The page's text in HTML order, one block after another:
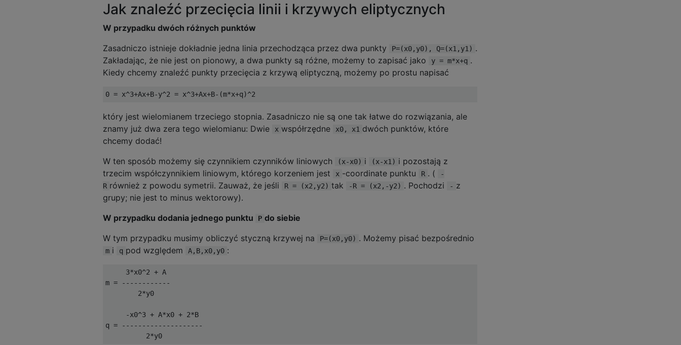
Jak znaleźć przecięcia linii i krzywych eliptycznych
W przypadku dwóch różnych punktów
Zasadniczo istnieje dokładnie jedna linia przechodząca przez dwa punkty
P=(x0,y0), Q=(x1,y1) .
Zakładając, że nie jest on pionowy, a dwa punkty są różne, możemy to zapisać jako
y = m*x+q .
Kiedy chcemy znaleźć punkty przecięcia z krzywą eliptyczną, możemy po prostu napisać
który jest wielomianem trzeciego stopnia. Zasadniczo nie są one tak łatwe do rozwiązania, ale
znamy już dwa zera tego wielomianu: Dwie
x współrzędne x0, x1 dwóch punktów, które
chcemy dodać!
W ten sposób możemy się czynnikiem czynników liniowych
(x-x0) i (x-x1) i pozostają z
trzecim współczynnikiem liniowym, którego korzeniem jest
x -coordinate punktu R . (
-
R również z powodu symetrii. Zauważ, że jeśli R = (x2,y2) tak -R = (x2,-y2) . Pochodzi - z
grupy; nie jest to minus wektorowy).
W przypadku dodania jednego punktu
P do siebie
W tym przypadku musimy obliczyć styczną krzywej na
P=(x0,y0) . Możemy pisać bezpośrednio
m i q pod względem A,B,x0,y0 :
     3*x0^2 + A
m = ------------
        2*y0
     -x0^3 + A*x0 + 2*B
q = --------------------